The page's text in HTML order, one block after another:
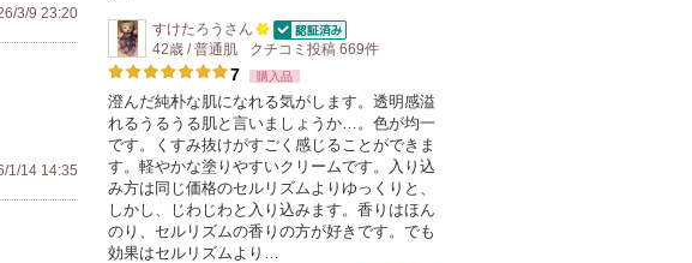
3/9 23:20
1/14 14:35
すけたろう さん
100
人
以
上
の
メ
ン
バ
認証済
42歳 / 普通肌 クチコミ投稿 669件
7 購入品
澄んだ純朴な肌になれる気がします。透明感溢
れるうるうる肌と言いましょうか…。色が均一
です。くすみ抜けがすごく感じることができま
す。軽やかな塗りやすいクリームです。入り込
み方は同じ価格のセルリズムよりゆっくりと、
しかし、じわじわと入り込みます。香りはほん
のり、セルリズムの香りの方が好きです。でも
効果はセルリズムより…